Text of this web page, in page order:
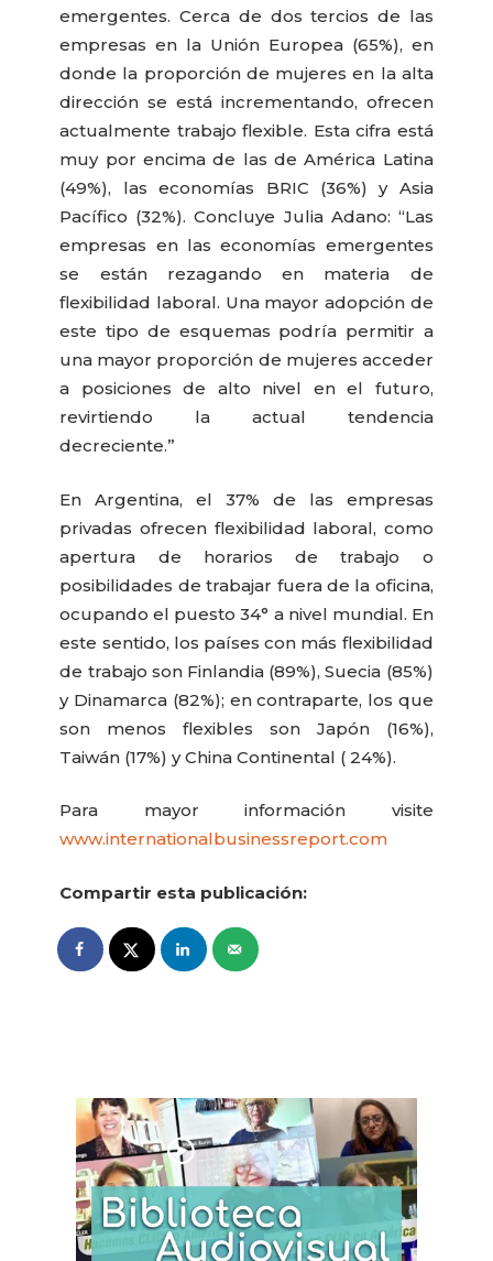
emergentes. Cerca de dos tercios de las
empresas en la Unión Europea (65%), en
donde la proporción de mujeres en la alta
dirección se está incrementando, ofrecen
actualmente trabajo flexible. Esta cifra está
muy por encima de las de América Latina
(49%), las economías BRIC (36%) y Asia
Pacífico (32%). Concluye Julia Adano: “Las
empresas en las economías emergentes
se están rezagando en materia de
flexibilidad laboral. Una mayor adopción de
este tipo de esquemas podría permitir a
una mayor proporción de mujeres acceder
a posiciones de alto nivel en el futuro,
revirtiendo la actual tendencia
decreciente.”
En Argentina, el 37% de las empresas
privadas ofrecen flexibilidad laboral, como
apertura de horarios de trabajo o
posibilidades de trabajar fuera de la oficina,
ocupando el puesto 34° a nivel mundial. En
este sentido, los países con más flexibilidad
de trabajo son Finlandia (89%), Suecia (85%)
y Dinamarca (82%); en contraparte, los que
son menos flexibles son Japón (16%),
Taiwán (17%) y China Continental ( 24%).
Para mayor información visite
www.internationalbusinessreport.com
Compartir esta publicación: